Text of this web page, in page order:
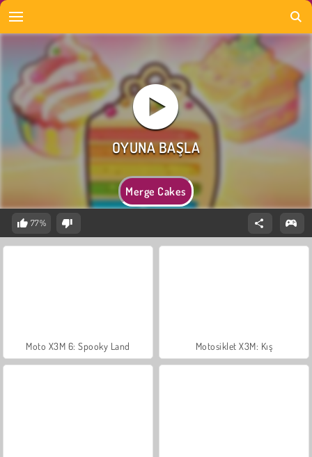
Merge Cakes
77%
Moto X3M 6: Spooky Land Motosiklet X3M: Kış